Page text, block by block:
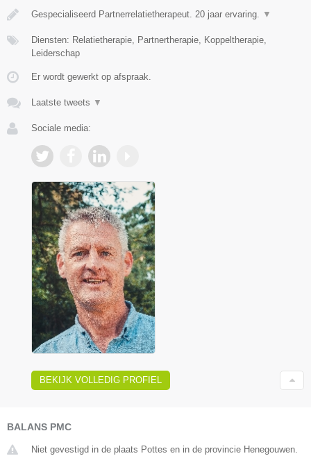
Gespecialiseerd Partnerrelatietherapeut. 20 jaar ervaring. ▼
Diensten: Relatietherapie, Partnertherapie, Koppeltherapie,
Leiderschap
Er wordt gewerkt op afspraak.
Laatste tweets ▼
Sociale media:
BEKIJK VOLLEDIG PROFIEL
BALANS PMC
Niet gevestigd in de plaats Pottes en in de provincie Henegouwen.